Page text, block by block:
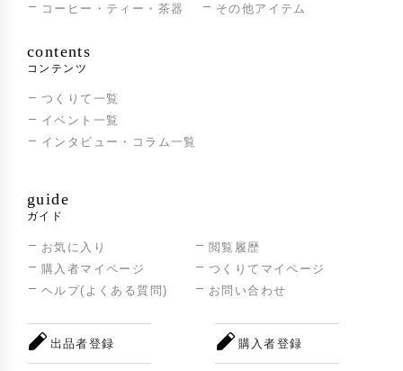
コーヒー・ティー・茶器
その他アイテム
contents
コンテンツ
つくりて一覧
イベント一覧
インタビュー・コラム一覧
guide
ガイド
お気に入り
閲覧履歴
購入者マイページ
つくりてマイページ
ヘルプ(よくある質問)
お問い合わせ
出品者登録 購入者登録